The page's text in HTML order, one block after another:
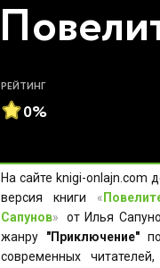
РЕЙТИНГ
0%
На сайте knigi-onlajn.com
версия книги «
Сапунов»
от Илья
жанру "Приключение"
современных